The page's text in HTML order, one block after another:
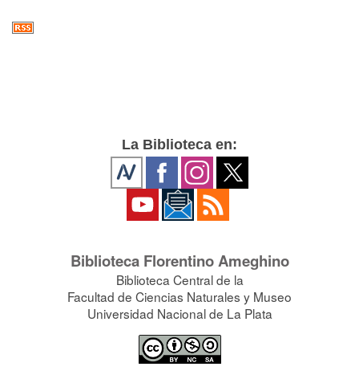
La Biblioteca en:
Biblioteca Florentino Ameghino
Biblioteca Central de la
Facultad de Ciencias Naturales y Museo
Universidad Nacional de La Plata